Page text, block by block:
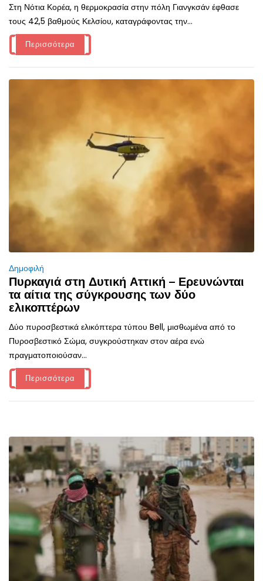
Στη Νότια Κορέα, η θερμοκρασία στην πόλη Γιανγκσάν έφθασε
τους 42,5 βαθμούς Κελσίου, καταγράφοντας την...
Περισσότερα
Δημοφιλή
Πυρκαγιά στη Δυτική Αττική – Ερευνώνται
τα αίτια της σύγκρουσης των δύο
ελικοπτέρων
Δύο πυροσβεστικά ελικόπτερα τύπου Bell, μισθωμένα από το
Πυροσβεστικό Σώμα, συγκρούστηκαν στον αέρα ενώ
πραγματοποιούσαν...
Περισσότερα